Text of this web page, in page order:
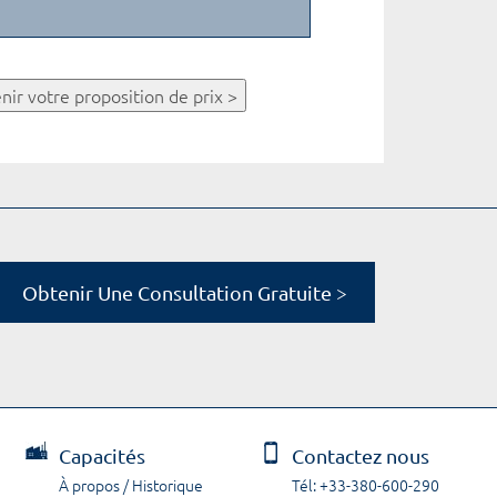
votre proposition de prix >
Obtenir Une Consultation Gratuite >
Capacités
À propos / Historique
Contactez nous
Tél: +33-380-600-290